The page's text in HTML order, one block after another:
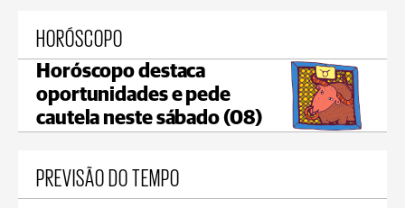
HORÓSCOPO
Horóscopo destaca
oportunidades e pede
cautela neste sábado (08)
PREVISÃO DO TEMPO